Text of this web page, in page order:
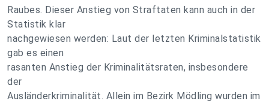
Raubes. Dieser Anstieg von Straftaten kann auch in der
Statistik klar
nachgewiesen werden: Laut der letzten Kriminalstatistik
gab es einen
rasanten Anstieg der Kriminalitätsraten, insbesondere
der
Ausländerkriminalität. Allein im Bezirk Mödling wurden im